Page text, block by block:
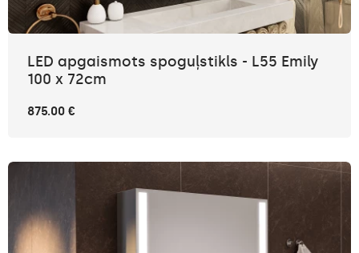
LED apgaismots spoguļstikls - L55 Emily
100 x 72cm
875.00 €